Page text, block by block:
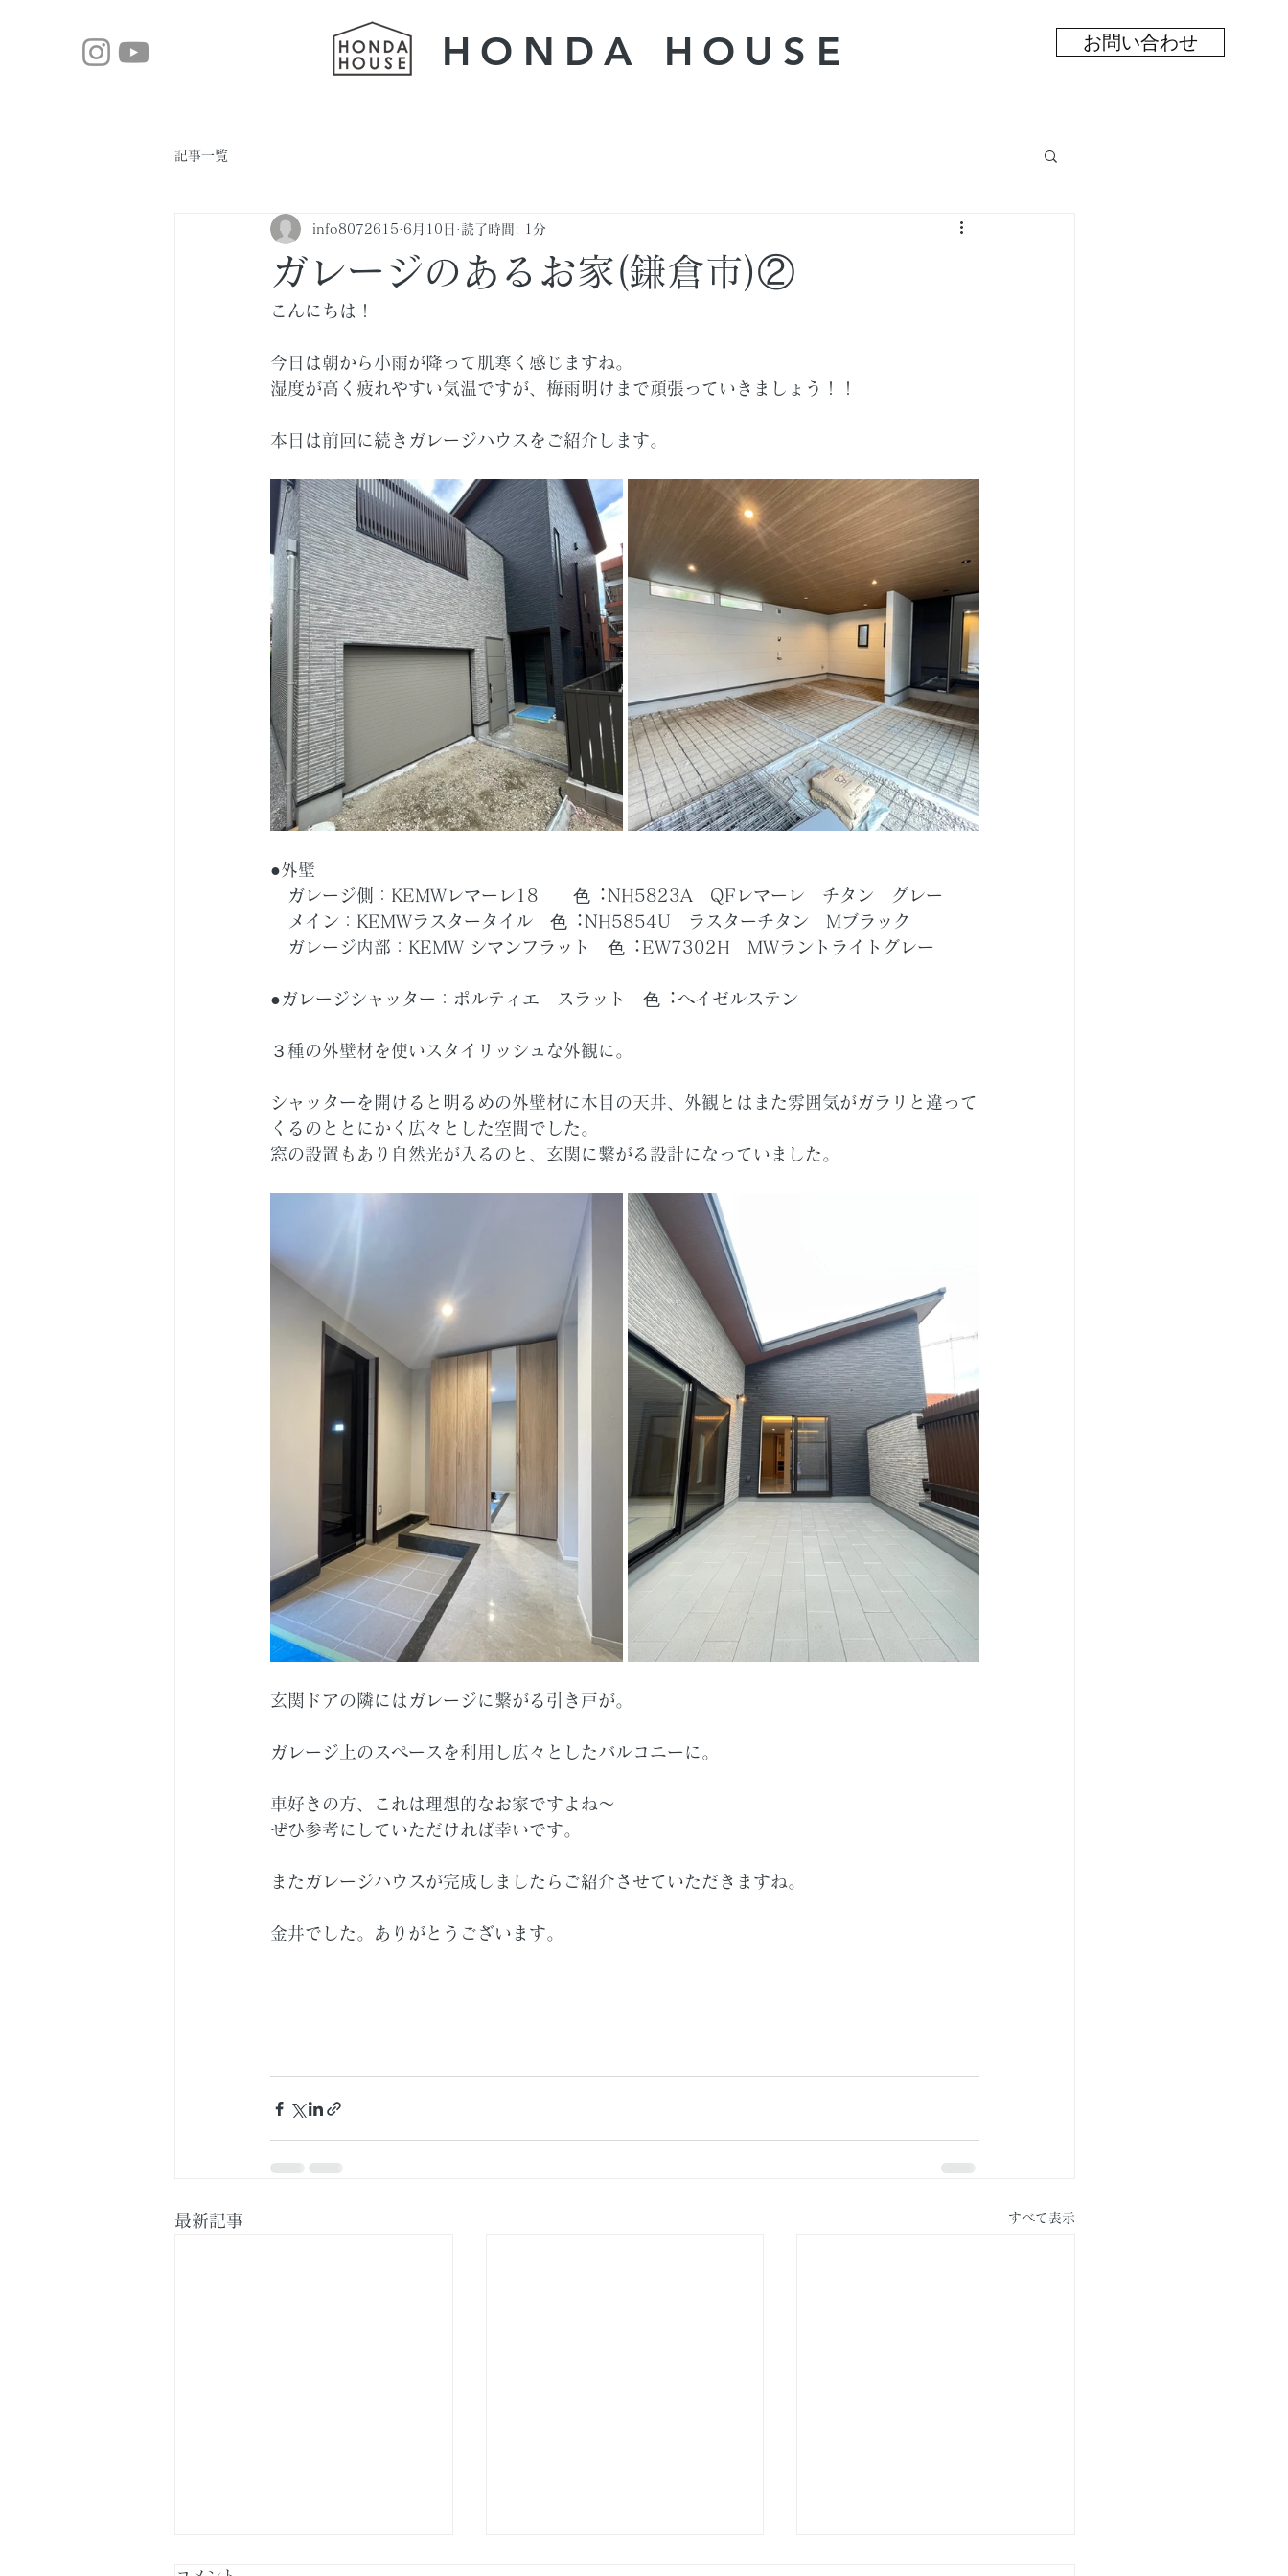
HONDA ​HOUSE お問い合わせ
記事一覧
ガレージのあるお家(鎌倉市)②
info8072615 6月10日 読了時間: 1分
こんにちは！
今日は朝から小雨が降って肌寒く感じますね。
湿度が高く疲れやすい気温ですが、梅雨明けまで頑張っていきましょう！！
本日は前回に続きガレージハウスをご紹介します。
●外壁
ガレージ側：KEMWレマーレ18　　⾊︓NH5823A　QFレマーレ　チタン　グレー
メイン：KEMWラスタータイル　⾊︓NH5854U　ラスターチタン　Mブラック
ガレージ内部：KEMW シマンフラット　⾊︓EW7302H　MWラントライトグレー
●ガレージシャッター：ポルティエ　スラット　⾊︓ヘイゼルステン
３種の外壁材を使いスタイリッシュな外観に。
シャッターを開けると明るめの外壁材に木目の天井、外観とはまた雰囲気がガラリと違って
くるのととにかく広々とした空間でした。
窓の設置もあり自然光が入るのと、玄関に繋がる設計になっていました。
玄関ドアの隣にはガレージに繋がる引き戸が。
ガレージ上のスペースを利用し広々としたバルコニーに。
車好きの方、これは理想的なお家ですよね～
ぜひ参考にしていただければ幸いです。
またガレージハウスが完成しましたらご紹介させていただきますね。
金井でした。ありがとうございます。
最新記事 すべて表示